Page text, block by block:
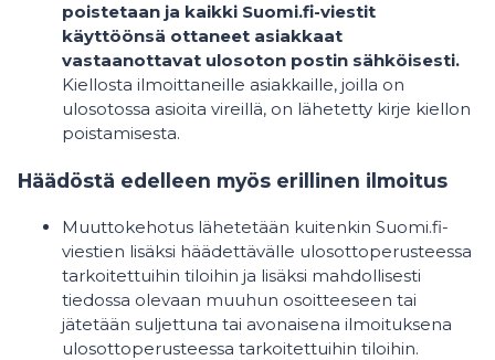
poistetaan ja kaikki Suomi.fi-viestit
käyttöönsä ottaneet asiakkaat
vastaanottavat ulosoton postin sähköisesti.
Kiellosta ilmoittaneille asiakkaille, joilla on
ulosotossa asioita vireillä, on lähetetty kirje kiellon
poistamisesta.
Häädöstä edelleen myös erillinen ilmoitus
Muuttokehotus lähetetään kuitenkin Suomi.fi-
viestien lisäksi häädettävälle ulosottoperusteessa
tarkoitettuihin tiloihin ja lisäksi mahdollisesti
tiedossa olevaan muuhun osoitteeseen tai
jätetään suljettuna tai avonaisena ilmoituksena
ulosottoperusteessa tarkoitettuihin tiloihin.